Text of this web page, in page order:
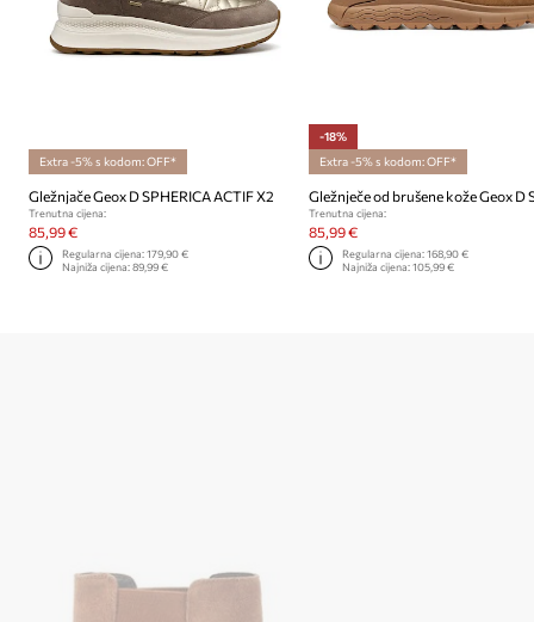
Extra -5% s kodom: OFF*
Gležnjače Geox D SPHERICA ACTIF X2
Trenutna cijena:
85,99 €
Regularna cijena:179,90 €
Najniža cijena:89,99 €
-18%
Extra -5% s kodom: OFF*
Trenutna cijena:
85,99 €
Regularna cijena: 168,90 €
Najniža cijena: 105,99 €